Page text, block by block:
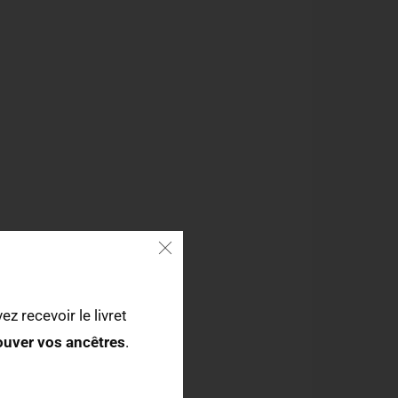
recevoir le livret
vos ancêtres.